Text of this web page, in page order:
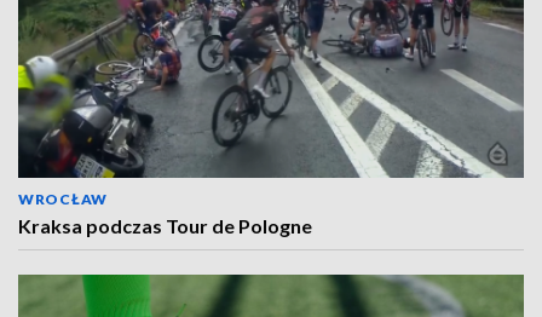
WROCŁAW
Kraksa podczas Tour de Pologne